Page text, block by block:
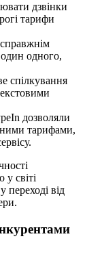
дзвінки
тарифи
справжнім
одного,
спілкування
дозволяли
тарифами,
світі
переході від